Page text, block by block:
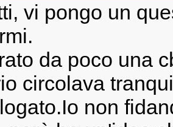
vi pongo un
da poco una
circolava
non